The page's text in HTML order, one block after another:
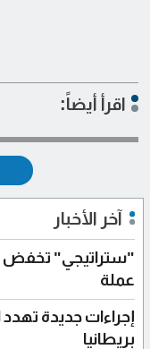
اقرأ أيضاً:
آخر الأخبار
عملة
إجراءات جديدة
بريطانيا